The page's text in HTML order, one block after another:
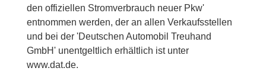
den offiziellen Stromverbrauch neuer Pkw'
entnommen werden, der an allen Verkaufsstellen
und bei der 'Deutschen Automobil Treuhand
GmbH' unentgeltlich erhältlich ist unter
www.dat.de.